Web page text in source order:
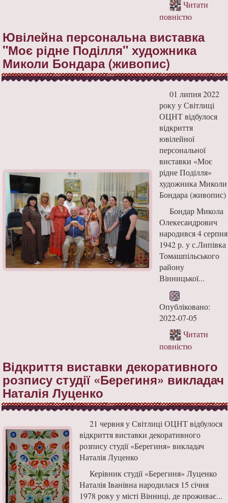
Читати
повністю
Ювілейна персональна виставка
"Моє рідне Поділля" художника
Миколи Бондара (живопис)
01 липня 2022
року у Світлиці
ОЦНТ відбулося
відкриття
ювілейної
персональної
виставки «Моє
рідне Поділля»
художника Миколи
Бондара (живопис)
Бондар Микола
Олекесандрович
народився 4 серпня
1942 р. у с.Липівка
Томашпільського
району
Вінницької...
Опубліковано:
2022-07-05
Читати
повністю
Відкриття виставки декоративного
розпису студії «Берегиня» викладач
Наталія Луценко
21 червня у Світлиці ОЦНТ відбулося
відкриття виставки декоративного
розпису студії «Берегиня» викладач
Наталія Луценко
Керівник студії «Берегиня» Луценко
Наталія Іванівна народилася 15 січня
1978 року у місті Вінниці, де проживає...